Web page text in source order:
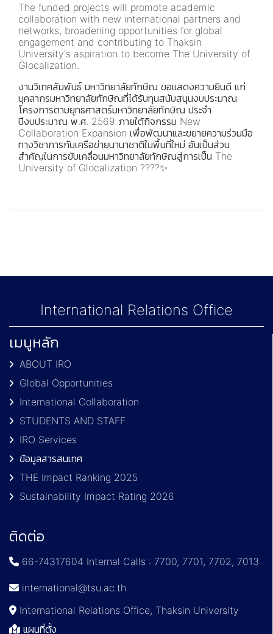
The funded projects will promote academic
collaboration with new international partners and
networks, broadening opportunities for global
engagement and contributing to Thaksin
University's aspiration to become The University of
Glocalization.
งานวิเทศสัมพันธ์ มหาวิทยาลัยทักษิณ ขอแสดงความยินดี แก่
บุคลากรมหาวิทยาลัยทักษิณที่ได้รับทุนสนับสนุนงบประมาณ
โครงการตามยุทธศาสตร์มหาวิทยาลัยทักษิณ ประจำ
ปีงบประมาณ พ.ศ. 2569 ภายใต้กิจกรรม New
Collaboration Expansion เพื่อพัฒนาและขยายความร่วมมือ
ทางวิชาการกับเครือข่ายนานาชาติในพื้นที่ใหม่ อันเป็นส่วน
สำคัญในการขับเคลื่อนมหาวิทยาลัยทักษิณสู่การเป็น The
University of Glocalization ????✨
International Relations Office
เมนูหลัก
ABOUT IRO
Global Opportunities
International Collaboration
STUDENTS AND STAFF
IRO Services
ข้อมูลสารสนเทศ
THE Impact Ranking 2025
Sustainability Impact Rating 2026
ติดต่อ
66-74317604 Internal Calls : 7700, 7701, 7702, 7013
international@tsu.ac.th
International Relations Office, Thaksin University
แผนที่ตั้ง